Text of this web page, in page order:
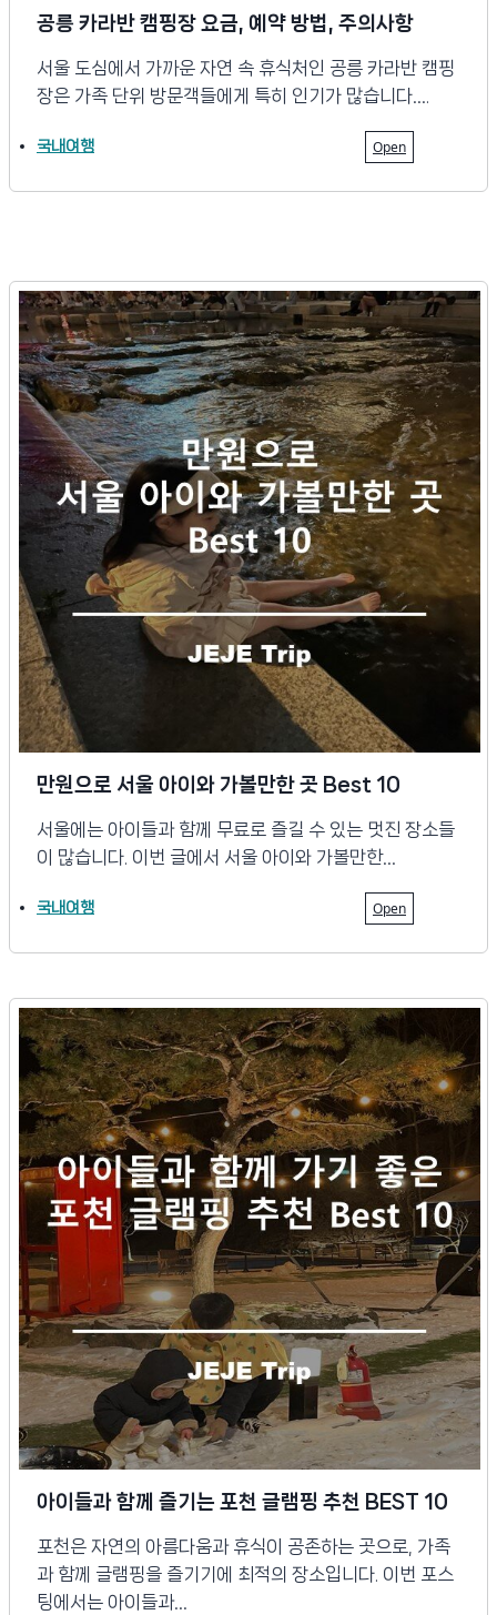
공릉 카라반 캠핑장 요금, 예약 방법, 주의사항
서울 도심에서 가까운 자연 속 휴식처인 공릉 카라반 캠핑
장은 가족 단위 방문객들에게 특히 인기가 많습니다….
국내여행 Open
만원으로 서울 아이와 가볼만한 곳 Best 10
서울에는 아이들과 함께 무료로 즐길 수 있는 멋진 장소들
이 많습니다. 이번 글에서 서울 아이와 가볼만한…
국내여행 Open
아이들과 함께 즐기는 포천 글램핑 추천 BEST 10
포천은 자연의 아름다움과 휴식이 공존하는 곳으로, 가족
과 함께 글램핑을 즐기기에 최적의 장소입니다. 이번 포스
팅에서는 아이들과…